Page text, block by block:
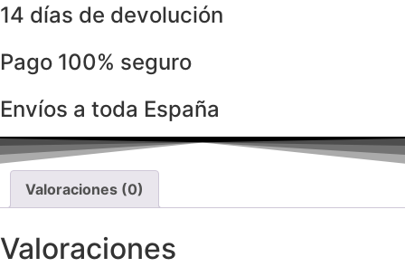
14 días de devolución
Pago 100% seguro
Envíos a toda España
Valoraciones (0)
Valoraciones